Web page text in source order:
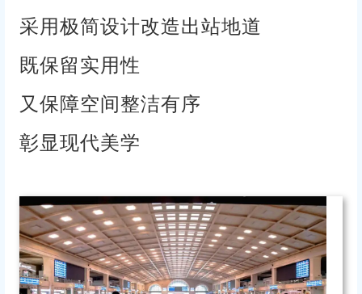
采用极简设计改造出站地道
既保留实用性
又保障空间整洁有序
彰显现代美学